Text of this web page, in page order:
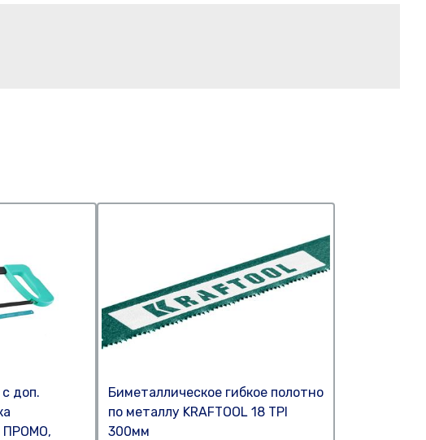
доп.
ПРОМО,
Биметаллическое гибкое полотно
по металлу KRAFTOOL 18 TPI
300мм